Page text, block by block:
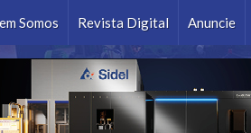
Somos Revista Digital Anuncie